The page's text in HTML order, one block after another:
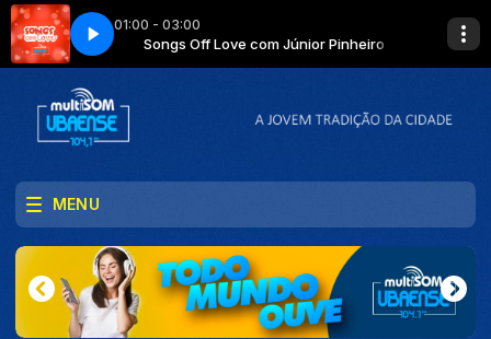
01:00 - 03:00
Pinheiro Songs Off Love com Júnior Pinheiro
MENU